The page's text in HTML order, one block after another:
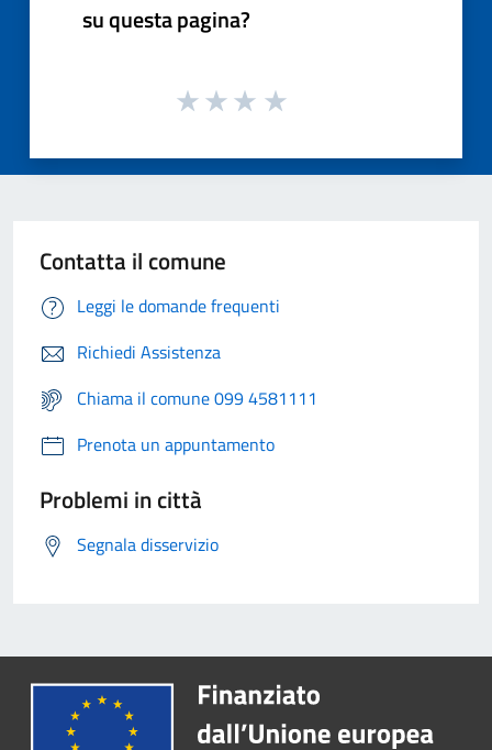
su questa pagina?
Contatta il comune
Leggi le domande frequenti
Richiedi Assistenza
Chiama il comune 099 4581111
Prenota un appuntamento
Problemi in città
Segnala disservizio